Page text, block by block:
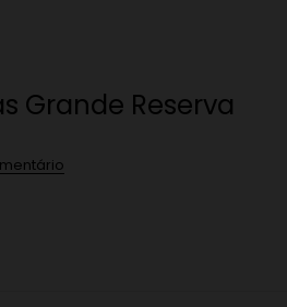
Grande Reserva